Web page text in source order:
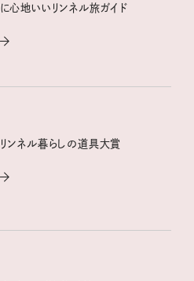
に心地いいリンネル旅ガイド
リンネル暮らしの道具大賞